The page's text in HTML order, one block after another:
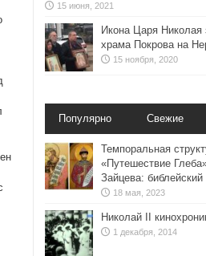
15 июня, 2021
Икона Царя Николая
храма Покрова на
15 ноября, 2020
Популярно Свежие
Темпоральная
«Путешествие
Зайцева: библейский
18 мая, 2023
Николай II
1 декабря, 2014